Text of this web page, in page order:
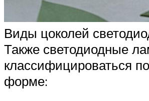
Виды цоколей
Также светодиодные
классифицироваться
форме: